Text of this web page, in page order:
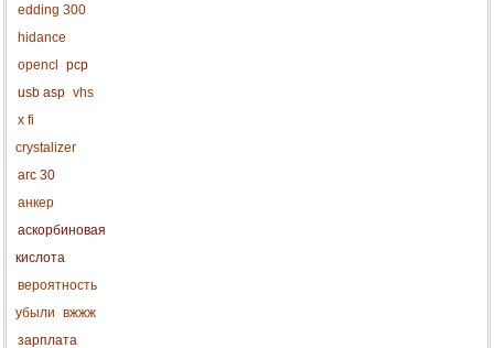
edding 300
hidance
opencl
pcp
usb asp vhs
x fi
crystalizer
агс 30
анкер
аскорбиновая
кислота
вероятность
убыли вжжж
зарплата